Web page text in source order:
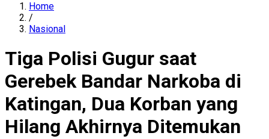
Home
/
Nasional
Tiga Polisi Gugur saat
Gerebek Bandar Narkoba di
Katingan, Dua Korban yang
Hilang Akhirnya Ditemukan